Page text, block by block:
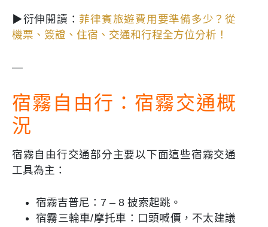
▶衍伸閱讀： 菲律賓旅遊費用要準備多少？從
機票、簽證、住宿、交通和行程全方位分析！
—
宿霧自由行：宿霧交通概
況
宿霧自由行交通部分主要以下面這些宿霧交通
工具為主：
宿霧吉普尼：7 – 8 披索起跳。
宿霧三輪車/摩托車：口頭喊價，不太建議